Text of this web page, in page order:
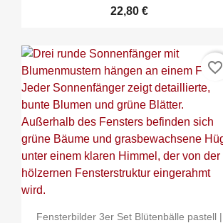
22,80 €
Fensterbilder 3er Set Blütenbälle pastell |
favorite_border